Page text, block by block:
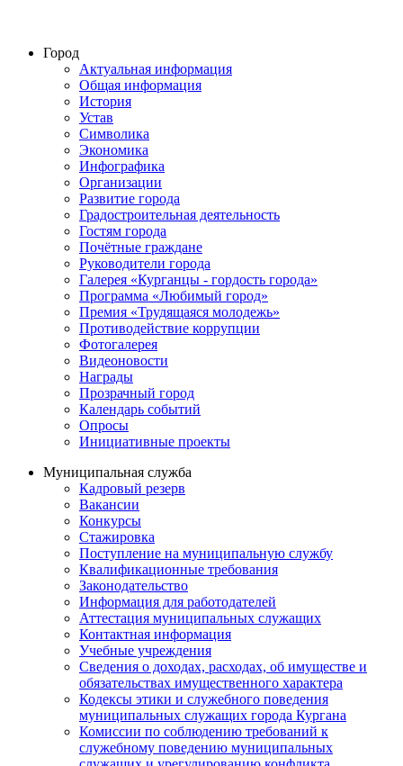
Город
Актуальная информация
Общая информация
История
Устав
Символика
Экономика
Инфографика
Организации
Развитие города
Градостроительная деятельность
Гостям города
Почётные граждане
Руководители города
Галерея «Курганцы - гордость города»
Программа «Любимый город»
Премия «Трудящаяся молодежь»
Противодействие коррупции
Фотогалерея
Видеоновости
Награды
Прозрачный город
Календарь событий
Опросы
Инициативные проекты
Муниципальная служба
Кадровый резерв
Вакансии
Конкурсы
Стажировка
Поступление на муниципальную службу
Квалификационные требования
Законодательство
Информация для работодателей
Аттестация муниципальных служащих
Контактная информация
Учебные учреждения
Сведения о доходах, расходах, об имуществе и
обязательствах имущественного характера
Кодексы этики и служебного поведения
муниципальных служащих города Кургана
Комиссии по соблюдению требований к
служебному поведению муниципальных